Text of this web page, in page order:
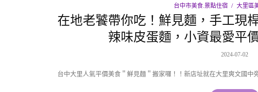
台中市美食.景點住宿 大里區
在地老饕帶你吃！鮮見麵，手工現
辣味皮蛋麵，小資最愛平
2024-07-02
台中大里人氣平價美食＂鮮見麵＂搬家囉！！新店址就在大里爽文國